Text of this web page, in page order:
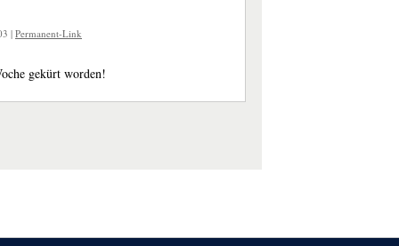
| Permanent-Link
gekürt worden!